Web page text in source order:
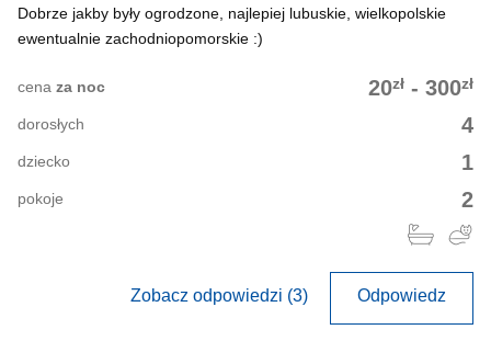
Dobrze jakby były ogrodzone, najlepiej lubuskie, wielkopolskie
ewentualnie zachodniopomorskie :)
20zł - 300zł
cena za noc
4
dorosłych
1
dziecko
2
pokoje
Zobacz odpowiedzi (3) Odpowiedz